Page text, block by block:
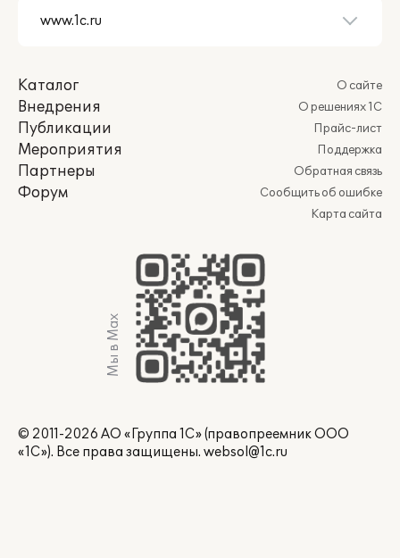
Каталог
Внедрения
Публикации
Мероприятия
Партнеры
Форум
О сайте
О решениях 1С
Прайс-лист
Поддержка
Обратная связь
Сообщить об ошибке
Карта сайта
Мы в Max
© 2011-2026 АО «Группа 1С» (правопреемник ООО
«1С»). Все права защищены. websol@1c.ru